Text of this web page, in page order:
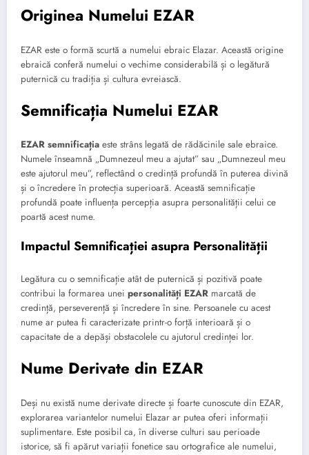
Originea Numelui EZAR
EZAR este o formă scurtă a numelui ebraic Elazar. Această origine
ebraică conferă numelui o vechime considerabilă și o legătură
puternică cu tradiția și cultura evreiască.
Semnificația Numelui EZAR
EZAR semnificația este strâns legată de rădăcinile sale ebraice.
Numele înseamnă „Dumnezeul meu a ajutat” sau „Dumnezeul meu
este ajutorul meu”, reflectând o credință profundă în puterea divină
și o încredere în protecția superioară. Această semnificație
profundă poate influența percepția asupra personalității celui ce
poartă acest nume.
Impactul Semnificației asupra Personalității
Legătura cu o semnificație atât de puternică și pozitivă poate
contribui la formarea unei personalități EZAR marcată de
credință, perseverență și încredere în sine. Persoanele cu acest
nume ar putea fi caracterizate printr-o forță interioară și o
capacitate de a depăși obstacolele cu ajutorul credinței lor.
Nume Derivate din EZAR
Deși nu există nume derivate directe și foarte cunoscute din EZAR,
explorarea variantelor numelui Elazar ar putea oferi informații
suplimentare. Este posibil ca, în diverse culturi sau perioade
istorice, să fi apărut variații fonetice sau ortografice ale numelui,